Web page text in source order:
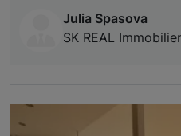
Julia Spasova
SK REAL